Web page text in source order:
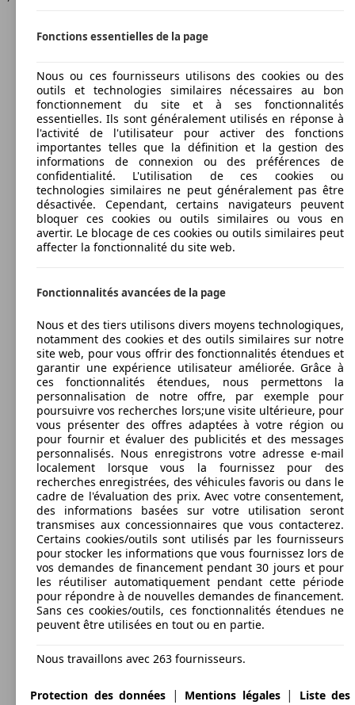
Fonctions essentielles de la page
Nous ou ces fournisseurs utilisons des cookies ou des
outils et technologies similaires nécessaires au bon
fonctionnement du site et à ses fonctionnalités
essentielles. Ils sont généralement utilisés en réponse à
l'activité de l'utilisateur pour activer des fonctions
importantes telles que la définition et la gestion des
informations de connexion ou des préférences de
confidentialité. L'utilisation de ces cookies ou
technologies similaires ne peut généralement pas être
désactivée. Cependant, certains navigateurs peuvent
bloquer ces cookies ou outils similaires ou vous en
avertir. Le blocage de ces cookies ou outils similaires peut
affecter la fonctionnalité du site web.
Fonctionnalités avancées de la page
Nous et des tiers utilisons divers moyens technologiques,
notamment des cookies et des outils similaires sur notre
site web, pour vous offrir des fonctionnalités étendues et
garantir une expérience utilisateur améliorée. Grâce à
ces fonctionnalités étendues, nous permettons la
personnalisation de notre offre, par exemple pour
poursuivre vos recherches lors;une visite ultérieure, pour
vous présenter des offres adaptées à votre région ou
pour fournir et évaluer des publicités et des messages
personnalisés. Nous enregistrons votre adresse e-mail
localement lorsque vous la fournissez pour des
recherches enregistrées, des véhicules favoris ou dans le
cadre de l'évaluation des prix. Avec votre consentement,
des informations basées sur votre utilisation seront
transmises aux concessionnaires que vous contacterez.
Certains cookies/outils sont utilisés par les fournisseurs
pour stocker les informations que vous fournissez lors de
vos demandes de financement pendant 30 jours et pour
les réutiliser automatiquement pendant cette période
pour répondre à de nouvelles demandes de financement.
Sans ces cookies/outils, ces fonctionnalités étendues ne
peuvent être utilisées en tout ou en partie.
Nous travaillons avec 263 fournisseurs.
Protection des données | Mentions légales|
Liste des